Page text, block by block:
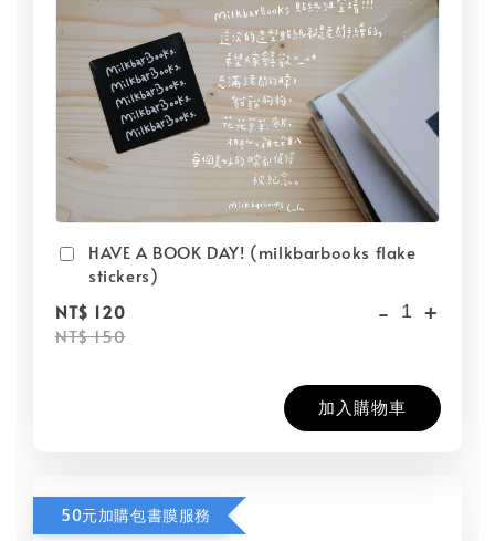
HAVE A BOOK DAY! (milkbarbooks flake
stickers)
NT$ 120
NT$ 150
- +
加入購物車
50元加購包書膜服務